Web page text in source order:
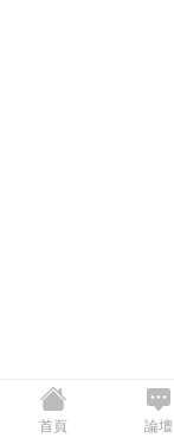
首頁 論壇